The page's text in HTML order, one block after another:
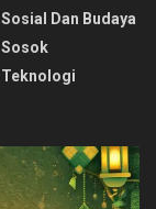
Sosial Dan Budaya
Sosok
Teknologi